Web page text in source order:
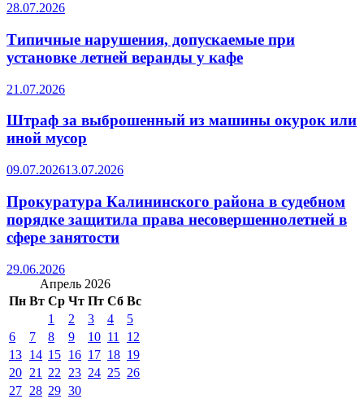
28.07.2026
Типичные нарушения, допускаемые при
установке летней веранды у кафе
21.07.2026
Штраф за выброшенный из машины окурок или
иной мусор
09.07.202613.07.2026
Прокуратура Калининского района в судебном
порядке защитила права несовершеннолетней в
сфере занятости
29.06.2026
Апрель 2026
Пн Вт Ср Чт Пт Сб Вс
1
2 3 4
5
6
7 8 9 10 11
12
13 14 15 16 17 18 19
20 21 22 23 24 25 26
27 28 29 30